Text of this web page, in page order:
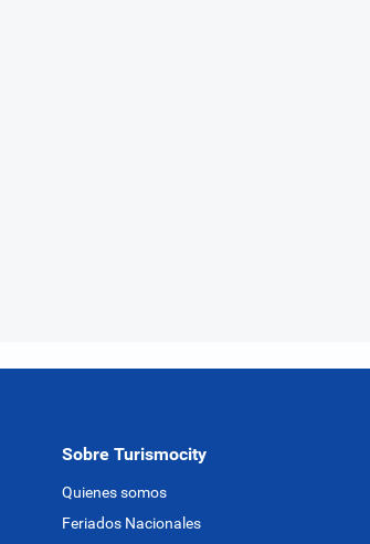
Sobre Turismocity
Quienes somos
Feriados Nacionales